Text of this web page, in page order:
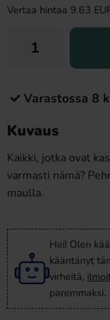
Vertaa hintaa 9.63
Varastossa 8
Kuvaus
Kaikki, jotka ovat
varmasti nämä?
maulla.
Hei! Olen
kääntänyt
virheitä,
paremmaksi.